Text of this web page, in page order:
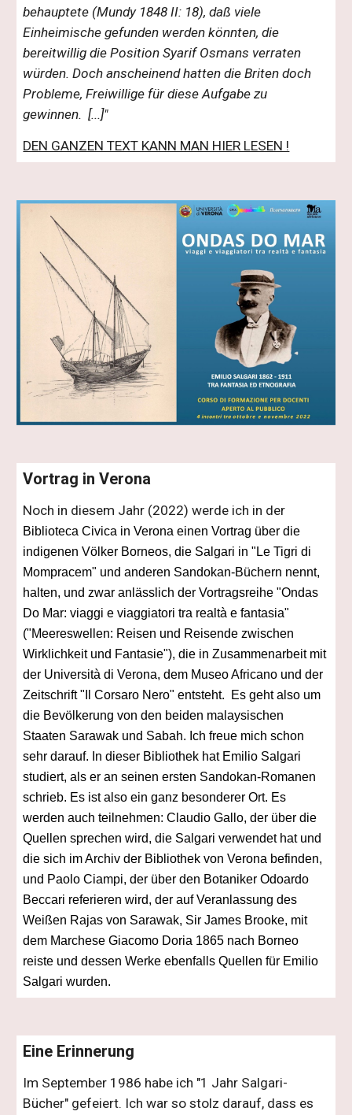
behauptete (Mundy 1848 II: 18), daß viele
Einheimische gefunden werden könnten, die
bereitwillig die Position Syarif Osmans verraten
würden. Doch anscheinend hatten die Briten doch
Probleme, Freiwillige für diese Aufgabe zu
gewinnen. [...]"
DEN GANZEN TEXT KANN MAN HIER LESEN !
Vortrag in Verona
Noch in diesem Jahr (2022) werde ich in der
Biblioteca Civica in Verona einen Vortrag über die
indigenen Völker Borneos, die Salgari in "Le Tigri di
Mompracem" und anderen Sandokan-Büchern nennt,
halten, und zwar anlässlich der Vortragsreihe "Ondas
Do Mar: viaggi e viaggiatori tra realtà e fantasia"
("Meereswellen: Reisen und Reisende zwischen
Wirklichkeit und Fantasie"), die in Zusammenarbeit mit
der Università di Verona, dem Museo Africano und der
Zeitschrift "Il Corsaro Nero" entsteht. Es geht also um
die Bevölkerung von den beiden malaysischen
Staaten Sarawak und Sabah. Ich freue mich schon
sehr darauf. In dieser Bibliothek hat Emilio Salgari
studiert, als er an seinen ersten Sandokan-Romanen
schrieb. Es ist also ein ganz besonderer Ort. Es
werden auch teilnehmen: Claudio Gallo, der über die
Quellen sprechen wird, die Salgari verwendet hat und
die sich im Archiv der Bibliothek von Verona befinden,
und Paolo Ciampi, der über den Botaniker Odoardo
Beccari referieren wird, der auf Veranlassung des
Weißen Rajas von Sarawak, Sir James Brooke, mit
dem Marchese Giacomo Doria 1865 nach Borneo
reiste und dessen Werke ebenfalls Quellen für Emilio
Salgari wurden.
Eine Erinnerung
Im September 1986 habe ich "1 Jahr Salgari-
Bücher" gefeiert. Ich war so stolz darauf, dass es